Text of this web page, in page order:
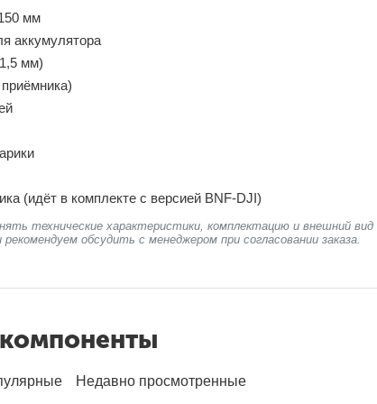
мм
аккумулятора
мм)
(идёт в комплекте с версией BNF-DJI)
технические характеристики, комплектацию и внешний вид
обсудить с менеджером при согласовании заказа.
Недавно просмотренные